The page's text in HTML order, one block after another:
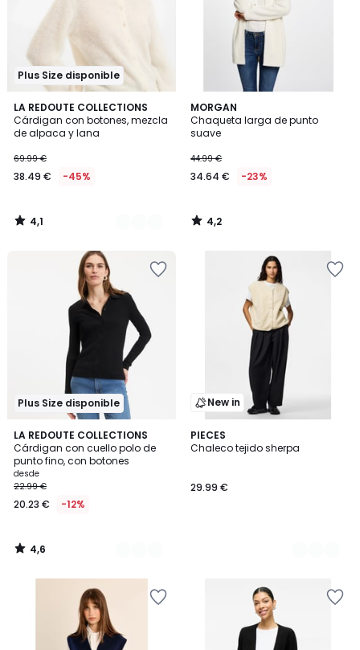
Plus Size disponible
LA REDOUTE COLLECTIONS
Cárdigan con botones, mezcla
de alpaca y lana
69.99 €
38.49 € -45%
4,1
/ 5
2
Colores
4,1
/
MORGAN
Chaqueta larga de punto
suave
44.99 €
34.64 € -23%
4,2
/ 5
4,2
/
Plus Size disponible
LA REDOUTE COLLECTIONS
Cárdigan con cuello polo de
punto fino, con botones
desde
22.99 €
20.23 € -12%
4,6
/ 5
2
Colores
4,6
/
New in
PIECES
Chaleco tejido sherpa
29.99 €
3
Colores